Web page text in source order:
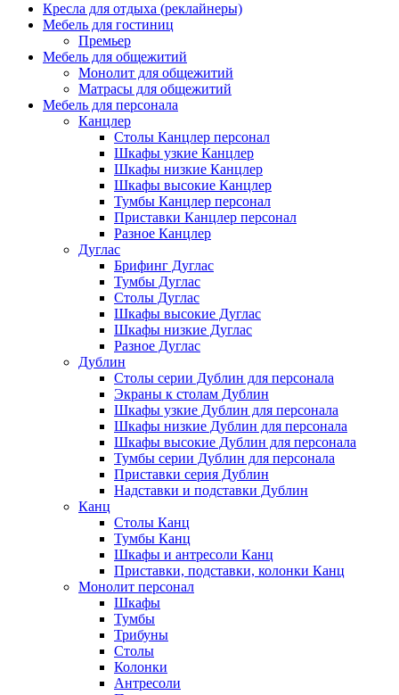
Кресла для отдыха (реклайнеры)
Мебель для гостиниц
Премьер
Мебель для общежитий
Монолит для общежитий
Матрасы для общежитий
Мебель для персонала
Канцлер
Столы Канцлер персонал
Шкафы узкие Канцлер
Шкафы низкие Канцлер
Шкафы высокие Канцлер
Тумбы Канцлер персонал
Приставки Канцлер персонал
Разное Канцлер
Дуглас
Брифинг Дуглас
Тумбы Дуглас
Столы Дуглас
Шкафы высокие Дуглас
Шкафы низкие Дуглас
Разное Дуглас
Дублин
Столы серии Дублин для персонала
Экраны к столам Дублин
Шкафы узкие Дублин для персонала
Шкафы низкие Дублин для персонала
Шкафы высокие Дублин для персонала
Тумбы серии Дублин для персонала
Приставки серия Дублин
Надставки и подставки Дублин
Канц
Столы Канц
Тумбы Канц
Шкафы и антресоли Канц
Приставки, подставки, колонки Канц
Монолит персонал
Шкафы
Тумбы
Трибуны
Столы
Колонки
Антресоли